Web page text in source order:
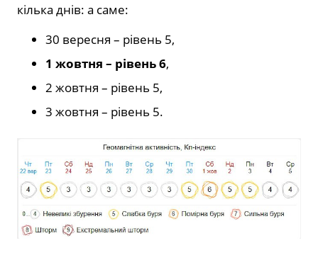
кілька днів: а саме:
30 вересня – рівень 5,
1 жовтня – рівень 6,
2 жовтня – рівень 5,
3 жовтня – рівень 5.